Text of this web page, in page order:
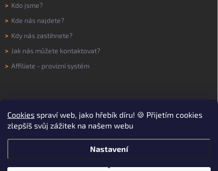
Cookies spraví web, jako hřebík díru! 🍪 Přijetím cookies
zlepšíš svůj zážitek na našem webu
Nastavení
> Kdo jsme?
> Kde nás najdete?
> Kdy nás zastihnete?
> Jak nás můžete kontaktovat?
> Affiliate - provizní systém
Copyright 2026WORKNOW. Všechna práva vyhrazena.Upravit nastavení